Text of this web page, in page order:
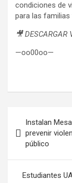
condiciones de
para las familias
🎥
—oo00oo—
de
entradas
Instalan
prevenir
público
Estudiantes